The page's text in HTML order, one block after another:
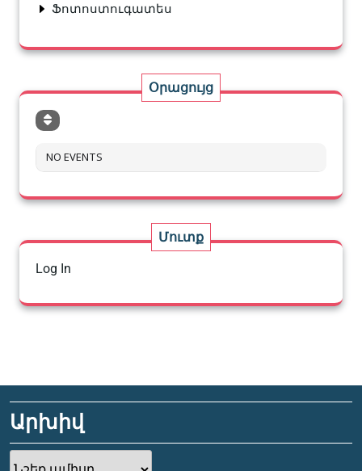
Ֆոտոստուգատես
Օրացույց
NO EVENTS
Մուտք
Log In
Արխիվ